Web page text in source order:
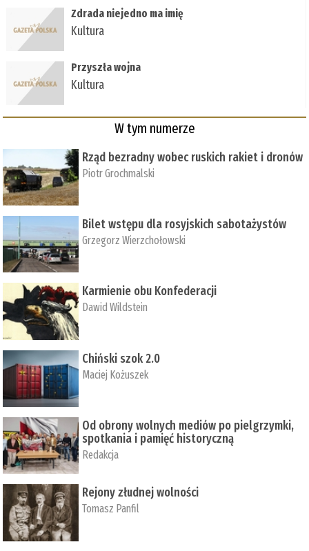
Zdrada niejedno ma imię
Kultura
Przyszła wojna
Kultura
W tym numerze
Rząd bezradny wobec ruskich rakiet i dronów
Piotr Grochmalski
Bilet wstępu dla rosyjskich sabotażystów
Grzegorz Wierzchołowski
Karmienie obu Konfederacji
Dawid Wildstein
Chiński szok 2.0
Maciej Kożuszek
Od obrony wolnych mediów po pielgrzymki,
spotkania i pamięć historyczną
Redakcja
Rejony złudnej wolności
Tomasz Panfil